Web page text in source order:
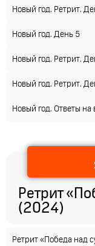
Новый год. Ретрит.
Новый год. День 5
Новый год. Ретрит.
Новый год. Ретрит.
Новый год. Ответы
Ретрит
(2024)
Ретрит «Победа над